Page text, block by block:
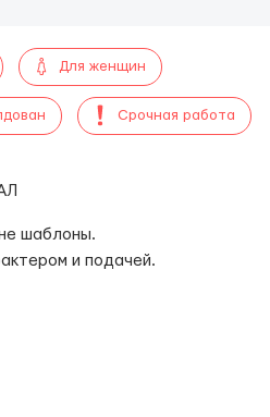
Для женщин
Срочная работа
шаблоны.
и подачей.